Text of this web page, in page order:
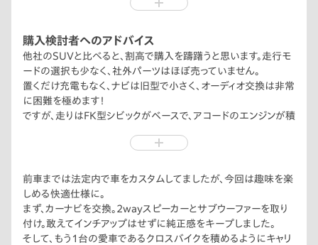
少し背伸びをした買い物ですが、他社でオプション設定されてい
購入検討者へのアドバイス
他社のSUVと比べると、割高で購入を躊躇うと思います。走行モ
ードの選択も少なく、社外パーツはほぼ売っていません。
置くだけ充電もなく、ナビは旧型で小さく、オーディオ交換は非常
に困難を極めます！
ですが、走りはFK型シビックがベースで、アコードのエンジンが積
燃費も2.0Lとは思えない20km/Lを維持してます。
ターも全席対応。電動パノラミックサンルーフが開放感を演出し
てくれますね。
ちなみに、ここに書いた装備は標準で付いてました。他社であれ
ば結構な値段すると思われます。
是非、一度ご自身の目で確かめてみて下さい。
前車までは法定内で車をカスタムしてましたが、今回は趣味を楽
しめる快適仕様に。
まず、カーナビを交換。2wayスピーカーとサブウーファーを取り
付け。敢えてインチアップはせずに純正感をキープしました。
そして、もう1台の愛車であるクロスバイクを積めるようにキャリ